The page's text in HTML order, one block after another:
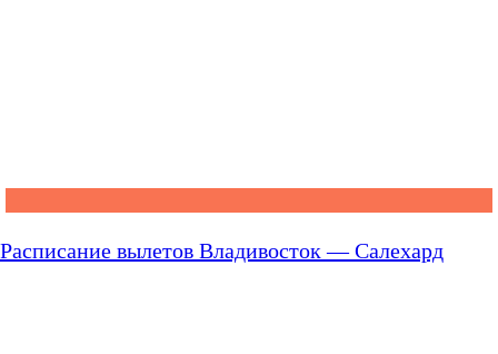
Расписание вылетов Владивосток — Салехард